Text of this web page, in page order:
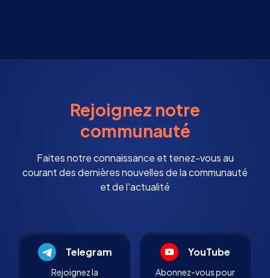
Rejoignez notre
communauté
Faites notre connaissance et tenez-vous au
courant des dernières nouvelles de la communauté
et de l'actualité
Telegram
Rejoignez la
YouTube
Abonnez-vous pour